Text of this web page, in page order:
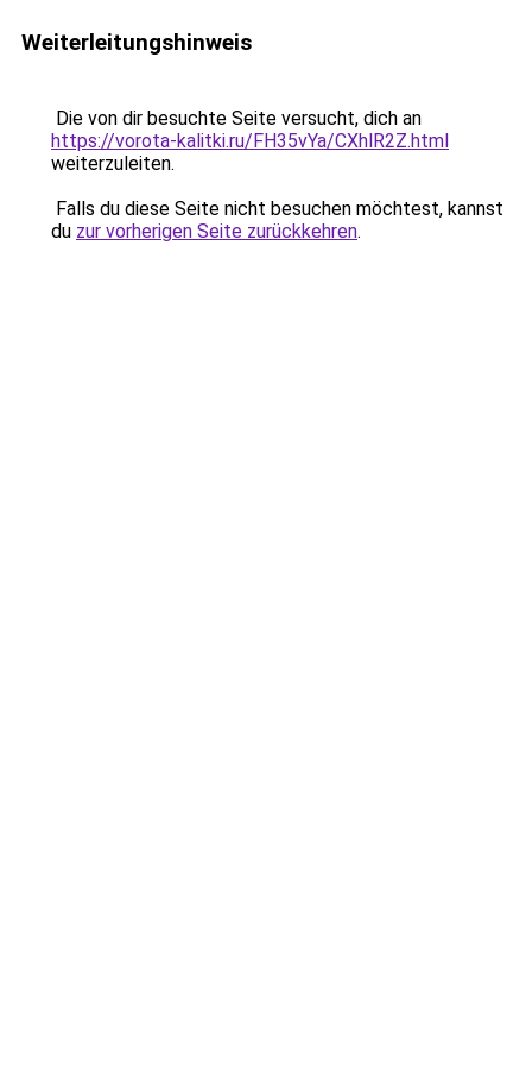
Weiterleitungshinweis
Die von dir besuchte Seite versucht, dich an
https://vorota-kalitki.ru/FH35vYa/CXhlR2Z.html
weiterzuleiten.
Falls du diese Seite nicht besuchen möchtest, kannst
du zur vorherigen Seite zurückkehren.